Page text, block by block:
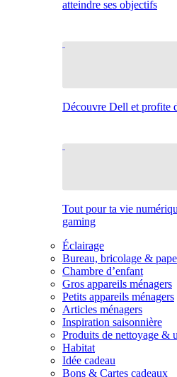
atteindre ses objectifs
Découvre Dell et profite
Tout pour ta vie
gaming
Éclairage
Bureau, bricolage &
Chambre d’enfant
Gros appareils ménagers
Petits appareils ménagers
Articles ménagers
Inspiration saisonnière
Produits de nettoyage &
Habitat
Idée cadeau
Bons & Cartes cadeaux